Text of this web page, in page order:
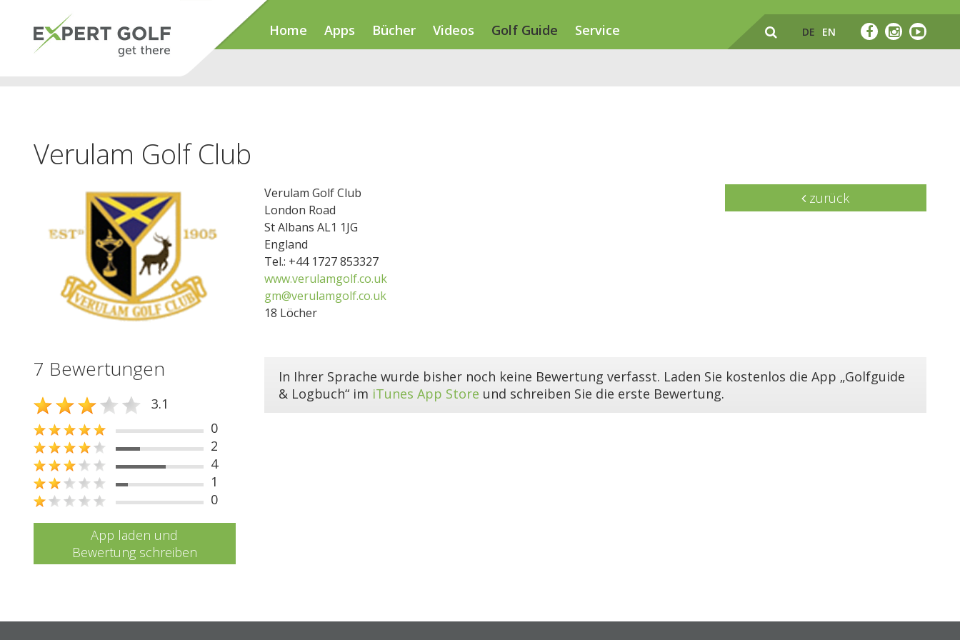
Home Apps Bücher Videos Golf Guide Service DE EN
Verulam Golf Club
Verulam Golf Club
London Road
St Albans AL1 1JG
England
Tel.: +44 1727 853327
www.verulamgolf.co.uk
gm@verulamgolf.co.uk
18 Löcher
zurück
7 Bewertungen
3.1
0
2
4
1
0
App laden und
Bewertung schreiben
In Ihrer Sprache wurde bisher noch keine Bewertung verfasst. Laden Sie kostenlos die App „Golfguide
& Logbuch“ im iTunes App Store und schreiben Sie die erste Bewertung.